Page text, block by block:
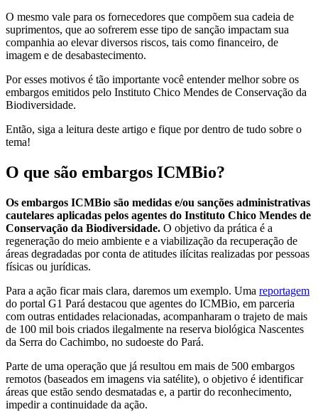
O mesmo vale para os fornecedores que compõem sua cadeia de
suprimentos, que ao sofrerem esse tipo de sanção impactam sua
companhia ao elevar diversos riscos, tais como financeiro, de
imagem e de desabastecimento.
Por esses motivos é tão importante você entender melhor sobre os
embargos emitidos pelo Instituto Chico Mendes de Conservação da
Biodiversidade.
Então, siga a leitura deste artigo e fique por dentro de tudo sobre o
tema!
O que são embargos ICMBio?
Os embargos ICMBio são medidas e/ou sanções administrativas
cautelares aplicadas pelos agentes do Instituto Chico Mendes de
Conservação da Biodiversidade. O objetivo da prática é a
regeneração do meio ambiente e a viabilização da recuperação de
áreas degradadas por conta de atitudes ilícitas realizadas por pessoas
físicas ou jurídicas.
Para a ação ficar mais clara, daremos um exemplo. Uma reportagem
do portal G1 Pará destacou que agentes do ICMBio, em parceria
com outras entidades relacionadas, acompanharam o trajeto de mais
de 100 mil bois criados ilegalmente na reserva biológica Nascentes
da Serra do Cachimbo, no sudoeste do Pará.
Parte de uma operação que já resultou em mais de 500 embargos
remotos (baseados em imagens via satélite), o objetivo é identificar
áreas que estão sendo desmatadas e, a partir do reconhecimento,
impedir a continuidade da ação.